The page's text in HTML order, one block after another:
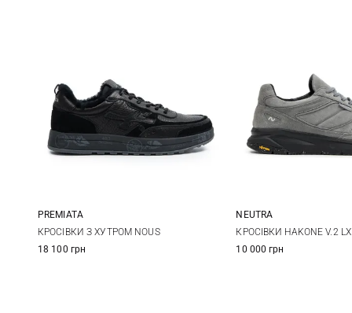
40 41 42
PREMIATA
КРОСІВКИ З ХУТРОМ NOUS
18 100 грн
40 41
NEUTRA
КРОСІВКИ HAKONE V.2 LX
10 000 грн